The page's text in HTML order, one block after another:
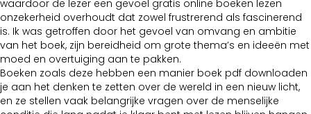
waardoor de lezer een gevoel gratis online boeken lezen
onzekerheid overhoudt dat zowel frustrerend als fascinerend
is. Ik was getroffen door het gevoel van omvang en ambitie
van het boek, zijn bereidheid om grote thema’s en ideeën met
moed en overtuiging aan te pakken.
Boeken zoals deze hebben een manier boek pdf downloaden
je aan het denken te zetten over de wereld in een nieuw licht,
en ze stellen vaak belangrijke vragen over de menselijke